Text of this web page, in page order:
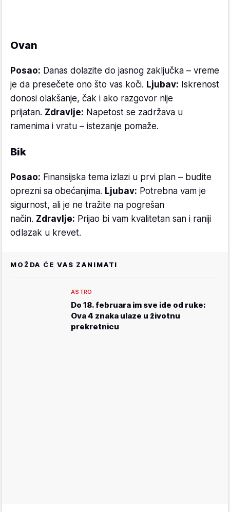
Ovan
Posao: Danas dolazite do jasnog zaključka – vreme
je da presečete ono što vas koči. Ljubav: Iskrenost
donosi olakšanje, čak i ako razgovor nije
prijatan. Zdravlje: Napetost se zadržava u
ramenima i vratu – istezanje pomaže.
Bik
Posao: Finansijska tema izlazi u prvi plan – budite
oprezni sa obećanjima. Ljubav: Potrebna vam je
sigurnost, ali je ne tražite na pogrešan
način. Zdravlje: Prijao bi vam kvalitetan san i raniji
odlazak u krevet.
MOŽDA ĆE VAS ZANIMATI
ASTRO
Do 18. februara im sve ide od ruke:
Ova 4 znaka ulaze u životnu
prekretnicu